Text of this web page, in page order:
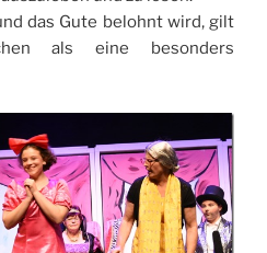
das Gute belohnt wird, gilt
als eine besonders